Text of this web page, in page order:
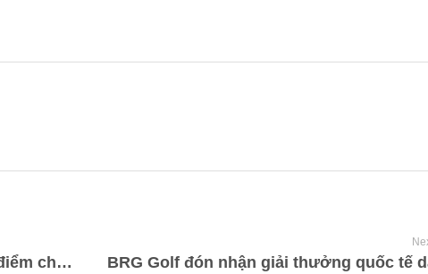
Sân golf sông bé Golf Resort – Địa điểm chơi golf không thể bỏ lỡ